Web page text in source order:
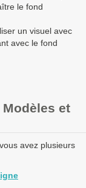
le fond
un visuel avec
avec le fond
et
avez plusieurs